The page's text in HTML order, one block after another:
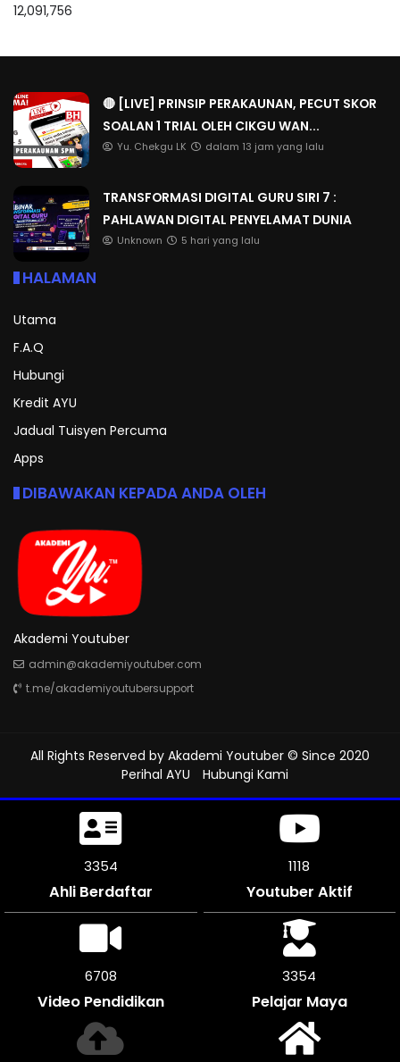
12,091,756
🔴 [LIVE] PRINSIP PERAKAUNAN, PECUT SKOR
SOALAN 1 TRIAL OLEH CIKGU WAN...
Yu. Chekgu LK dalam 13 jam yang lalu
TRANSFORMASI DIGITAL GURU SIRI 7 :
PAHLAWAN DIGITAL PENYELAMAT DUNIA
Unknown 5 hari yang lalu
HALAMAN
Utama
F.A.Q
Hubungi
Kredit AYU
Jadual Tuisyen Percuma
Apps
DIBAWAKAN KEPADA ANDA OLEH
Akademi Youtuber
admin@akademiyoutuber.com
t.me/akademiyoutubersupport
All Rights Reserved by Akademi Youtuber © Since 2020
Perihal AYU
Hubungi Kami
3690
Ahli Berdaftar
1230
Youtuber Aktif
7380
Video Pendidikan
3690
Pelajar Maya